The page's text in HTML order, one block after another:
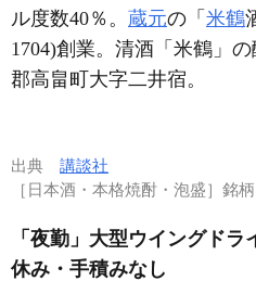
ル度数40％。 蔵元の「 米鶴
1704)創業。清酒「米鶴」の
郡高畠町大字二井宿。
出典 講談社
［日本酒・本格焼酎・泡盛］
「夜勤」大型ウイングド
休み・手積みなし